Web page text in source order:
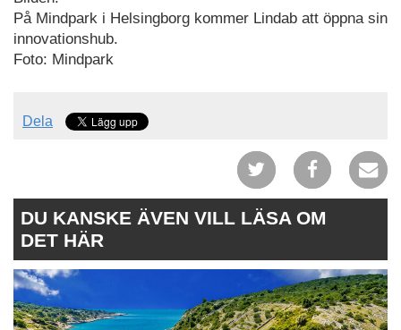
På Mindpark i Helsingborg kommer Lindab att öppna sin
innovationshub.
Foto: Mindpark
Dela
DU KANSKE ÄVEN VILL LÄSA OM
DET HÄR